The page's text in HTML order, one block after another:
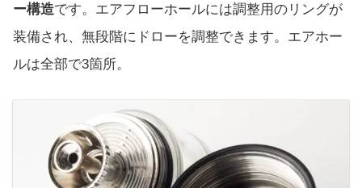
ー構造です。エアフローホールには調整用のリングが
装備され、無段階にドローを調整できます。エアホー
ルは全部で3箇所。